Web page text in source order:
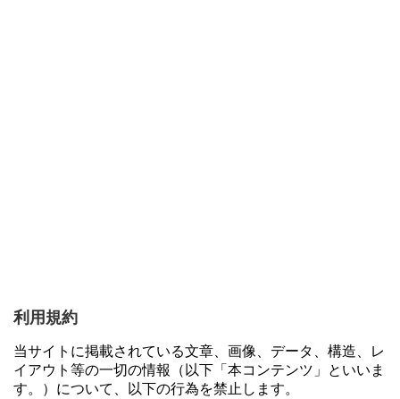
利用規約
当サイトに掲載されている文章、画像、データ、構造、レ
イアウト等の一切の情報（以下「本コンテンツ」といいま
す。）について、以下の行為を禁止します。